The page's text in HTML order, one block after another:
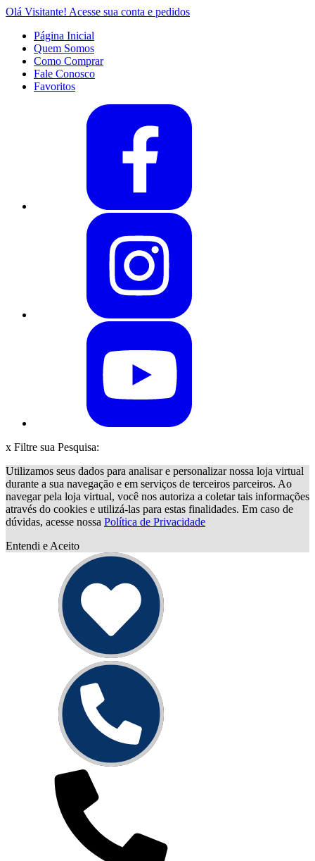
Olá Visitante! Acesse sua conta e pedidos
Página Inicial
Quem Somos
Como Comprar
Fale Conosco
Favoritos
x Filtre sua Pesquisa:
Utilizamos seus dados para analisar e personalizar nossa loja virtual
durante a sua navegação e em serviços de terceiros parceiros. Ao
navegar pela loja virtual, você nos autoriza a coletar tais informações
através do cookies e utilizá-las para estas finalidades. Em caso de
dúvidas, acesse nossa Política de Privacidade
Entendi e Aceito